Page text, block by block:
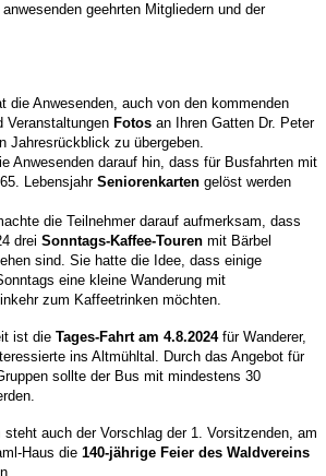
geehrten Mitgliedern und der
die Anwesenden, auch von den kommenden
Veranstaltungen Fotos an Ihren Gatten Dr. Peter
Jahresrückblick zu übergeben.
Anwesenden darauf hin, dass für Busfahrten mit
Lebensjahr Seniorenkarten gelöst werden
die Teilnehmer darauf aufmerksam, dass
drei Sonntags-Kaffee-Touren mit Bärbel
sind. Sie hatte die Idee, dass einige
eine kleine Wanderung mit
zum Kaffeetrinken möchten.
ist die Tages-Fahrt am 4.8.2024 für Wanderer,
ins Altmühltal. Durch das Angebot für
sollte der Bus mit mindestens 30
steht auch der Vorschlag der 1. Vorsitzenden, am
Haus die 140-jährige Feier des Waldvereins